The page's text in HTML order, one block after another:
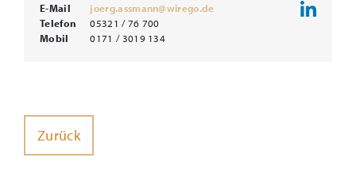
E-Mail
joerg.assmann@wirego.de
Telefon
05321 / 76 700
Mobil
0171 / 3019 134
Zurück